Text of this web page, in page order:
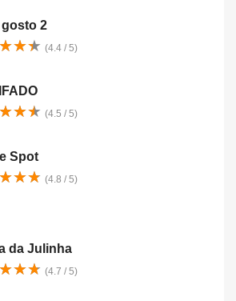
gosto 2
★★★
★★★ (4.4 / 5)
★★★
★★★ (4.5 / 5)
Spot
★★★
★★★ (4.8 / 5)
da Julinha
★★★
★★★ (4.7 / 5)